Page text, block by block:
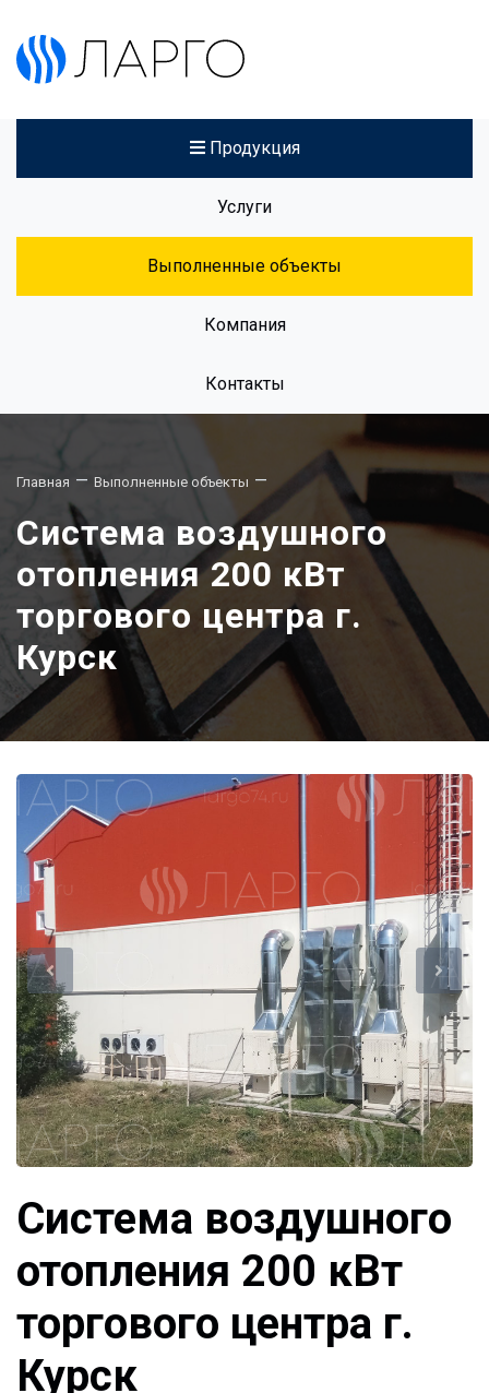
Продукция
Услуги
Выполненные объекты
Компания
Контакты
Главная — Выполненные объекты —
Система воздушного
отопления 200 кВт
торгового центра г.
Курск
Система воздушного
отопления 200 кВт
торгового центра г.
Курск